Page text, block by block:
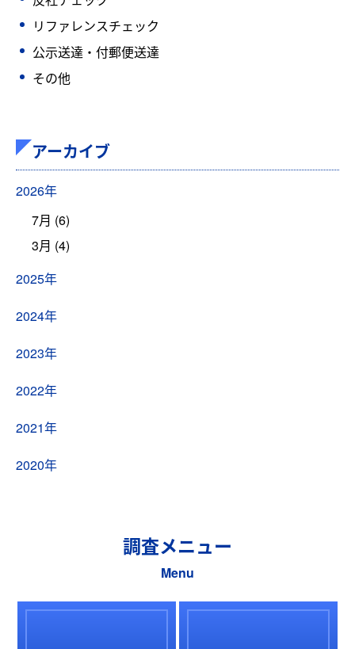
リファレンスチェック
公示送達・付郵便送達
その他
アーカイブ
2026年
7月 (6)
3月 (4)
2025年
2024年
2023年
2022年
2021年
2020年
調査メニュー
Menu